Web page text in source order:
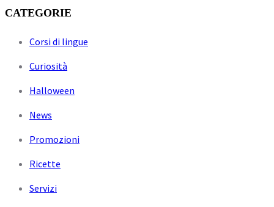
CATEGORIE
Corsi di lingue
Curiosità
Halloween
News
Promozioni
Ricette
Servizi